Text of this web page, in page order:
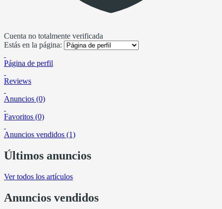
Cuenta no totalmente verificada
Estás en la página:
Página de perfil
Reviews
Anuncios (0)
Favoritos (0)
Anuncios vendidos (1)
Últimos anuncios
Ver todos los artículos
Anuncios vendidos